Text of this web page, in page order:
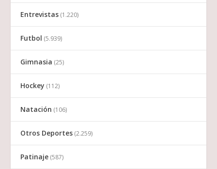
Entrevistas (1.220)
Futbol (5.939)
Gimnasia (25)
Hockey (112)
Natación (106)
Otros Deportes (2.259)
Patinaje (587)